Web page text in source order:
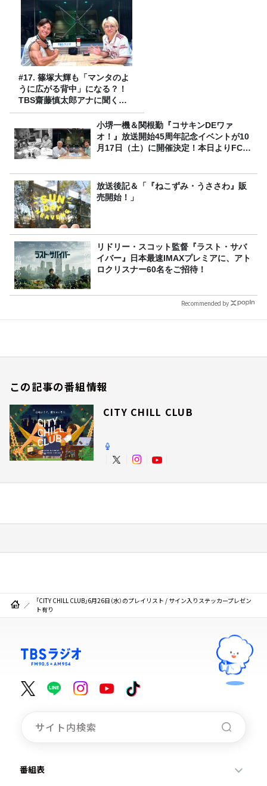
#17. 篠塚大輝も「マンタのよ
うに広がる背中」になる？！
TBS齋藤慎太郎アナに聞くメ
ンズフィジークの魅力！！
小堺一機＆関根勤『コサキンDEワァ
オ！』放送開始45周年記念イベントが10
月17日（土）に開催決定！本日よりFC先
放送後記＆「『ねこずみ・うささわ』販
売開始！」
リドリー・スコット監督『ラスト・サバ
イバー』日本最速IMAXプレミアに、アト
ロクリスナー60名をご招待！
Recommended by
この記事の番組情報
CITY CHILL CLUB
「CITY CHILL CLUB」6月26日（水）のプレイリスト / サイン入りステッカープレゼン
ト有り
番組表